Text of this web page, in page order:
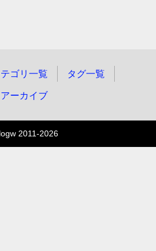
ゴリ一覧 タグ一覧
アーカイブ
2011-2026